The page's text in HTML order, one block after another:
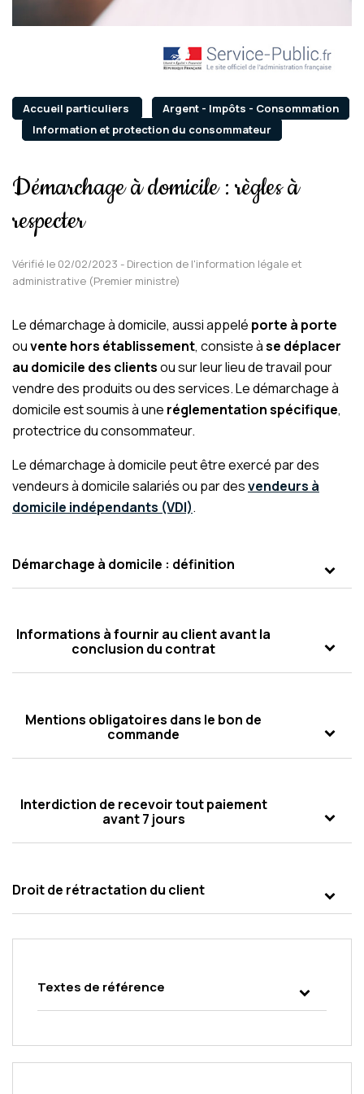
Accueil particuliers
Argent - Impôts - Consommation
Information et protection du consommateur
Démarchage à domicile : règles à
respecter
Vérifié le 02/02/2023 - Direction de l'information légale et
administrative (Premier ministre)
Le démarchage à domicile, aussi appelé porte à porte
ouvente hors établissement, consiste àse déplacer
au domicile des clientsou sur leur lieu de travail pour
vendre des produits ou des services. Le démarchage à
domicile est soumis à une réglementation spécifique,
protectrice du consommateur.
Le démarchage à domicile peut être exercé par des
vendeurs à domicile salariés ou par desvendeurs à
domicile indépendants (VDI).
Démarchage à domicile : définition
Informations à fournir au client avant la
conclusion du contrat
Mentions obligatoires dans le bon de
commande
Interdiction de recevoir tout paiement
avant 7 jours
Droit de rétractation du client
Textes de référence